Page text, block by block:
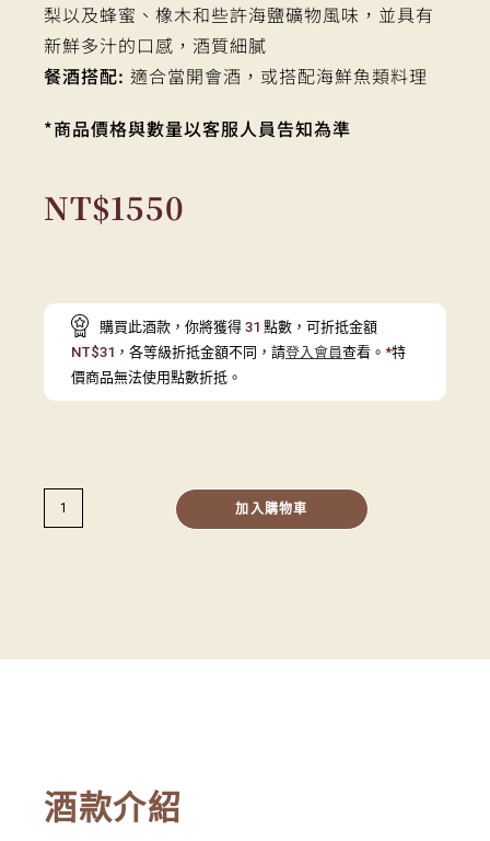
梨以及蜂蜜、橡木和些許海鹽礦物風味，並具有
新鮮多汁的口感，酒質細膩
餐酒搭配: 適合當開會酒，或搭配海鮮魚類料理
*商品價格與數量以客服人員告知為準
NT$1550
購買此酒款，你將獲得 31 點數，可折抵金額
NT$31 ，各等級折抵金額不同，請登入會員查看。 *特
價商品無法使用點數折抵。
加入購物車
酒款介紹